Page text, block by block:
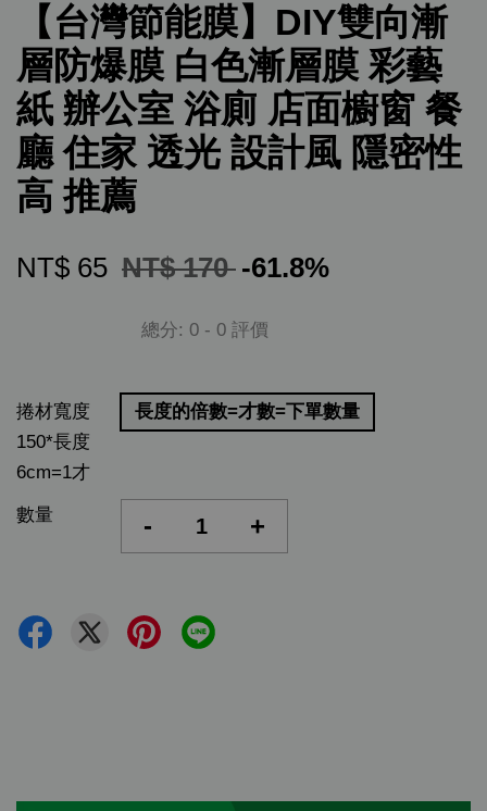
【台灣節能膜】DIY雙向漸
層防爆膜 白色漸層膜 彩藝
紙 辦公室 浴廁 店面櫥窗 餐
廳 住家 透光 設計風 隱密性
高 推薦
NT$ 65 NT$ 170 -61.8%
總分: 0 - 0 評價
捲材寬度
150*長度
6cm=1才
長度的倍數=才數=下單數量
數量 - +